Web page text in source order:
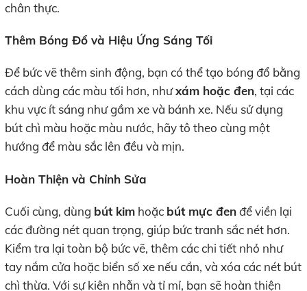
chân thực.
Thêm Bóng Đổ và Hiệu Ứng Sáng Tối
Để bức vẽ thêm sinh động, bạn có thể tạo bóng đổ bằng
cách dùng các màu tối hơn, nhưxám hoặc đen, tại các
khu vực ít sáng như gầm xe và bánh xe. Nếu sử dụng
bút chì màu hoặc màu nước, hãy tô theo cùng một
hướng để màu sắc lên đều và mịn.
Hoàn Thiện và Chỉnh Sửa
Cuối cùng, dùng bút kim hoặc bút mực đenđể viền lại
các đường nét quan trọng, giúp bức tranh sắc nét hơn.
Kiểm tra lại toàn bộ bức vẽ, thêm các chi tiết nhỏ như
tay nắm cửa hoặc biển số xe nếu cần, và xóa các nét bút
chì thừa. Với sự kiên nhẫn và tỉ mỉ, bạn sẽ hoàn thiện